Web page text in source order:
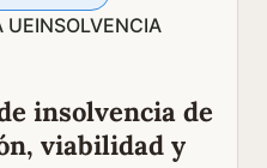
UEINSOLVENCIA
insolvencia de
viabilidad y